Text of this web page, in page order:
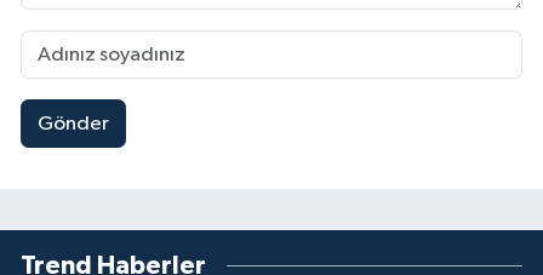
Gönder
Trend Haberler